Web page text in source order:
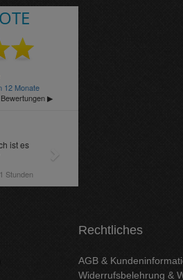
Rechtliches
AGB &
Widerrufsbelehrung &